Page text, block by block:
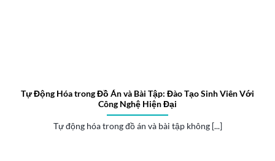
Tự Động Hóa trong Đồ Án và Bài Tập: Đào Tạo Sinh Viên Với
Công Nghệ Hiện Đại
Tự động hóa trong đồ án và bài tập không [...]